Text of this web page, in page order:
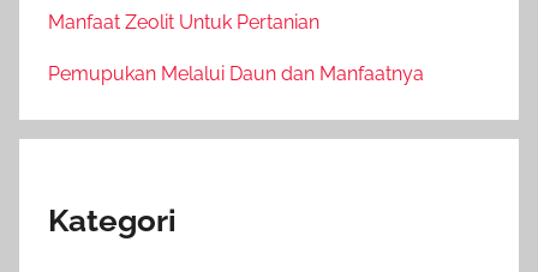
Manfaat Zeolit Untuk Pertanian
Pemupukan Melalui Daun dan Manfaatnya
Kategori